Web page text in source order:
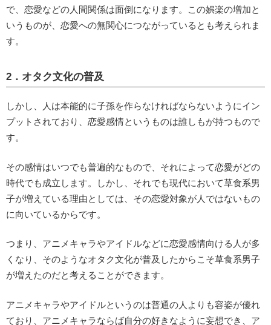
で、恋愛などの人間関係は面倒になります。この娯楽の増加と
いうものが、恋愛への無関心につながっているとも考えられま
す。
2．オタク文化の普及
しかし、人は本能的に子孫を作らなければならないようにイン
プットされており、恋愛感情というものは誰しもが持つもので
す。
その感情はいつでも普遍的なもので、それによって恋愛がどの
時代でも成立します。しかし、それでも現代において草食系男
子が増えている理由としては、その恋愛対象が人ではないもの
に向いているからです。
つまり、アニメキャラやアイドルなどに恋愛感情向ける人が多
くなり、そのようなオタク文化が普及したからこそ草食系男子
が増えたのだと考えることができます。
アニメキャラやアイドルというのは普通の人よりも容姿が優れ
ており、アニメキャラならば自分の好きなように妄想でき、ア